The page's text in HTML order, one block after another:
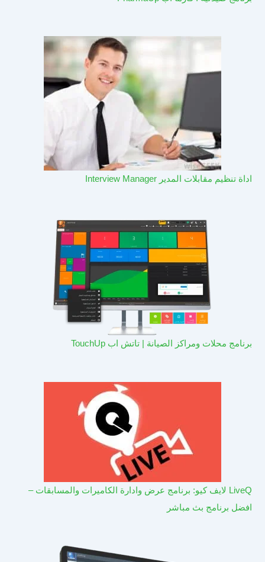
اداة تنظيم مقابلات المدير Interview Manager
برنامج محلات ومراكز الصيانة | تاتش اب TouchUp
LiveQ لايف كيو: برنامج عرض وادارة الكاميرات والمسابقات –
افضل برنامج بث مباشر